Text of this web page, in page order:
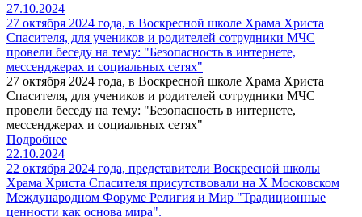
27.10.2024
27 октября 2024 года, в Воскресной школе Храма Христа
Спасителя, для учеников и родителей сотрудники МЧС
провели беседу на тему: "Безопасность в интернете,
мессенджерах и социальных сетях"
27 октября 2024 года, в Воскресной школе Храма Христа
Спасителя, для учеников и родителей сотрудники МЧС
провели беседу на тему: "Безопасность в интернете,
мессенджерах и социальных сетях"
Подробнее
22.10.2024
22 октября 2024 года, представители Воскресной школы
Храма Христа Спасителя присутствовали на X Московском
Международном Форуме Религия и Мир "Традиционные
ценности как основа мира".